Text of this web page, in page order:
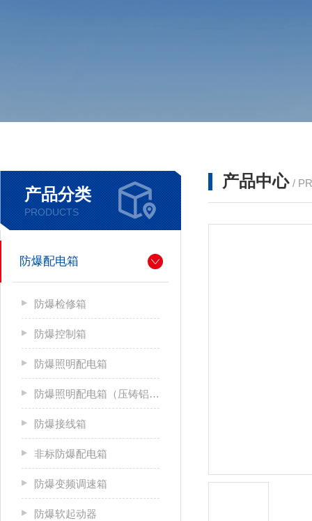
产品分类
PRODUCTS
防爆配电箱
防爆检修箱
防爆控制箱
防爆照明配电箱
防爆照明配电箱（压铸铝合金）
防爆接线箱
非标防爆配电箱
防爆变频调速箱
防爆软起动器
产品中心 /